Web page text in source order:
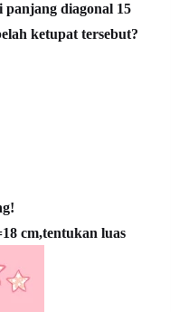
panjang diagonal 15
ketupat tersebut?
cm,tentukan luas